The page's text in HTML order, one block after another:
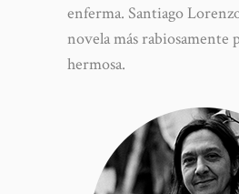
enferma. Santiago
novela más rabiosamente
hermosa.